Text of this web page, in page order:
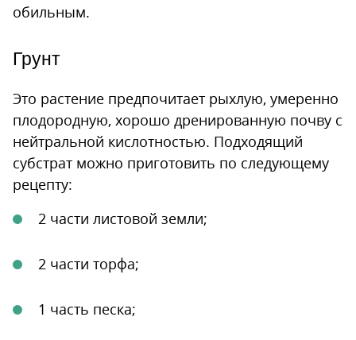
обильным.
Грунт
Это растение предпочитает рыхлую, умеренно
плодородную, хорошо дренированную почву с
нейтральной кислотностью. Подходящий
субстрат можно приготовить по следующему
рецепту:
2 части листовой земли;
2 части торфа;
1 часть песка;